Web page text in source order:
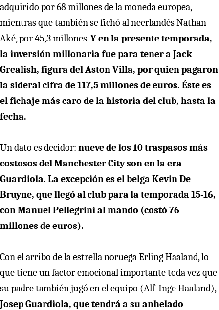
adquirido por 68 millones de la moneda europea,
mientras que también se fichó al neerlandés Nathan
Aké, por 45,3 millones.Y en la presente temporada,
la inversión millonaria fue para tener a Jack
Grealish, figura del Aston Villa, por quien pagaron
la sideral cifra de 117,5 millones de euros. Éste es
el fichaje más caro de la historia del club, hasta la
fecha.
Un dato es decidor: nueve de los 10 traspasos más
costosos del Manchester City son en la era
Guardiola. La excepción es el belga Kevin De
Bruyne, que llegó al club para la temporada 15-16,
con Manuel Pellegrini al mando (costó 76
millones de euros).
Con el arribo de la estrella noruega Erling Haaland, lo
que tiene un factor emocional importante toda vez que
su padre también jugó en el equipo (Alf-Inge Haaland),
Josep Guardiola, que tendrá a su anhelado